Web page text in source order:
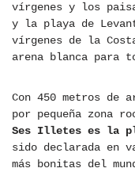
vírgenes y los
y la playa de
vírgenes de la
arena blanca para
Con 450 metros de
por pequeña zona
Ses Illetes es la
sido declarada en
más bonitas del